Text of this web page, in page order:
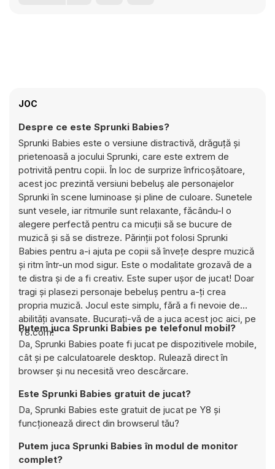
JOC
Despre ce este Sprunki Babies?
Sprunki Babies este o versiune distractivă, drăguță și
prietenoasă a jocului Sprunki, care este extrem de
potrivită pentru copii. În loc de surprize înfricoșătoare,
acest joc prezintă versiuni bebeluș ale personajelor
Sprunki în scene luminoase și pline de culoare. Sunetele
sunt vesele, iar ritmurile sunt relaxante, făcându-l o
alegere perfectă pentru ca micuții să se bucure de
muzică și să se distreze. Părinții pot folosi Sprunki
Babies pentru a-i ajuta pe copii să învețe despre muzică
și ritm într-un mod sigur. Este o modalitate grozavă de a
te distra și de a fi creativ. Este super ușor de jucat! Doar
tragi și plasezi personaje bebeluș pentru a-ți crea
propria muzică. Jocul este simplu, fără a fi nevoie de
abilități avansate. Bucurați-vă de a juca acest joc aici, pe
Y8.com!
Putem juca Sprunki Babies pe telefonul mobil?
Da, Sprunki Babies poate fi jucat pe dispozitivele mobile,
cât și pe calculatoarele desktop. Rulează direct în
browser și nu necesită vreo descărcare.
Este Sprunki Babies gratuit de jucat?
Da, Sprunki Babies este gratuit de jucat pe Y8 și
funcționează direct din browserul tău?
Putem juca Sprunki Babies în modul de monitor
complet?